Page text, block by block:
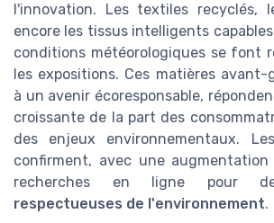
l'innovation. Les textiles recyclés,
encore les tissus intelligents
conditions météorologiques se font
les expositions. Ces matières avant-
à un avenir écoresponsable,
croissante de la part des
des enjeux environnementaux.
confirment, avec une
recherches en ligne pour
respectueuses de l'environnement.